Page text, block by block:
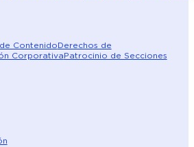
ContenidoDerechos de
CorporativaPatrocinio de Secciones